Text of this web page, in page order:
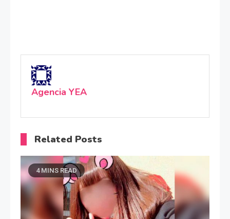
Agencia YEA
Related Posts
4 MINS READ